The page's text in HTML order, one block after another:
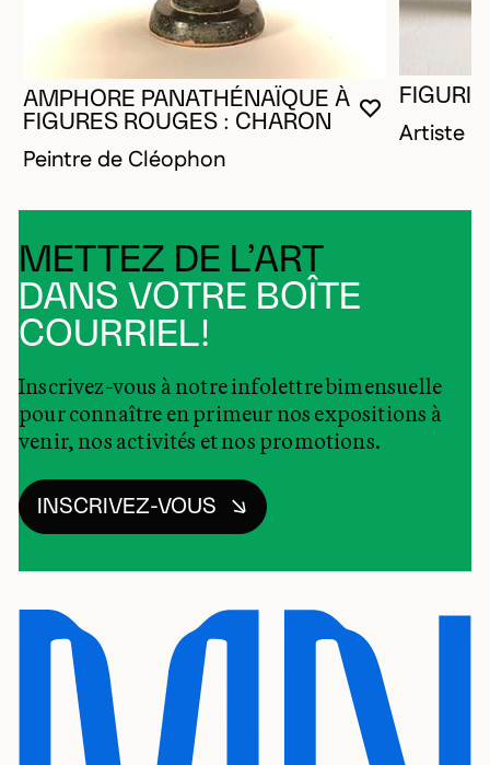
VOUS
FERMER
OUVRIR LA
AMPHORE PANATHÉNAÏQUE À
FIGURES ROUGES : CHARON
Peintre de Cléophon
Artiste
METTEZ DE L’ART
DANS VOTRE BOÎTE
COURRIEL!
Inscrivez-vous à notre infolettre bimensuelle
pour connaître en primeur nos expositions à
venir, nos activités et nos promotions.
INSCRIVEZ-VOUS